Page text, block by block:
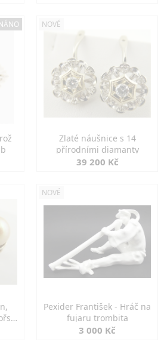
NOVÉ
Zlaté náušnice s 14
přírodními diamanty
39 200 Kč
NOVÉ
Pexider František - Hráč na
fujaru trombita
3 000 Kč